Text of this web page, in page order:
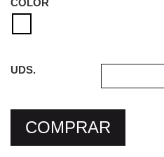
UDS.
COMPRAR